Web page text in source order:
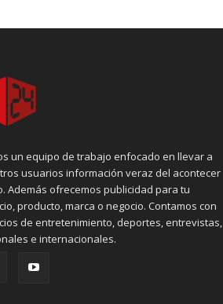
un equipo de trabajo enfocado en llevar a
usuarios información veraz del acontecer
Además ofrecemos publicidad para tu
producto, marca o negocio. Contamos con
de entretenimiento, deportes, entrevistas,
e internacionales.